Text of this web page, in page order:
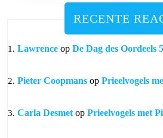
RECENTE
Lawrence op De Dag des Oordeels
Pieter Coopmans op Prieelvogels
Carla Desmet op Prieelvogels met